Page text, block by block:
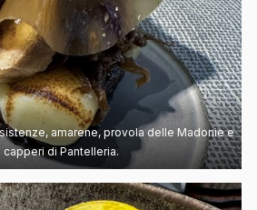
amarene, provola delle Madonie e
capperi di Pantelleria.